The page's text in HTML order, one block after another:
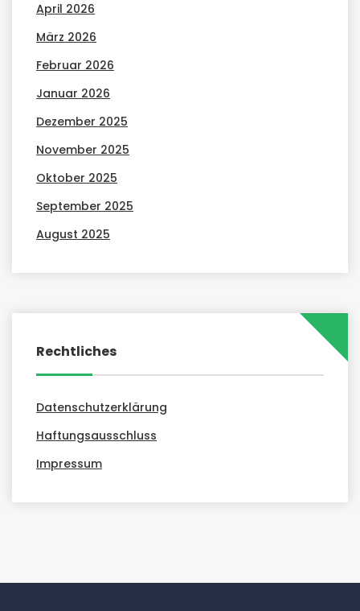
April 2026
März 2026
Februar 2026
Januar 2026
Dezember 2025
November 2025
Oktober 2025
September 2025
August 2025
Rechtliches
Datenschutzerklärung
Haftungsausschluss
Impressum